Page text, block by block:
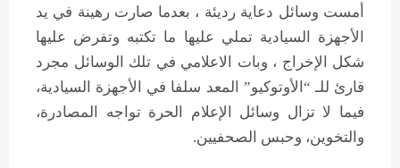
أمست وسائل دعاية رديئة ، بعدما صارت رهينة في يد
الأجهزة السيادية تملي عليها ما تكتبه وتفرض عليها
شكل الإخراج ، وبات الاعلامي في تلك الوسائل مجرد
قارئ للـ “الأوتوكيو” المعد سلفا في الأجهزة السيادية،
فيما لا تزال وسائل الإعلام الحرة تواجه المصادرة،
والتخوين، وحبس الصحفيين.